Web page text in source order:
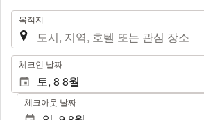
. 목적지
. 체크인 날짜
체크아웃 날짜